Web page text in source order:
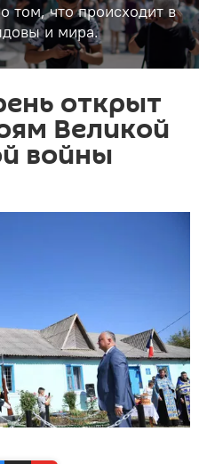
том, что происходит в
и мира.
открыт
Великой
войны